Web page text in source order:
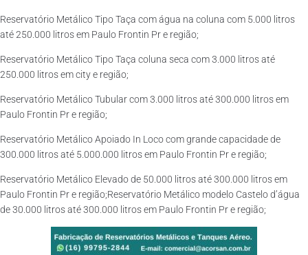
Reservatório Metálico Tipo Taça com água na coluna com 5.000 litros
até 250.000 litros em Paulo Frontin Pr e região;
Reservatório Metálico Tipo Taça coluna seca com 3.000 litros até
250.000 litros em city e região;
Reservatório Metálico Tubular com 3.000 litros até 300.000 litros em
Paulo Frontin Pr e região;
Reservatório Metálico Apoiado In Loco com grande capacidade de
300.000 litros até 5.000.000 litros em Paulo Frontin Pr e região;
Reservatório Metálico Elevado de 50.000 litros até 300.000 litros em
Paulo Frontin Pr e região;Reservatório Metálico modelo Castelo d’água
de 30.000 litros até 300.000 litros em Paulo Frontin Pr e região;